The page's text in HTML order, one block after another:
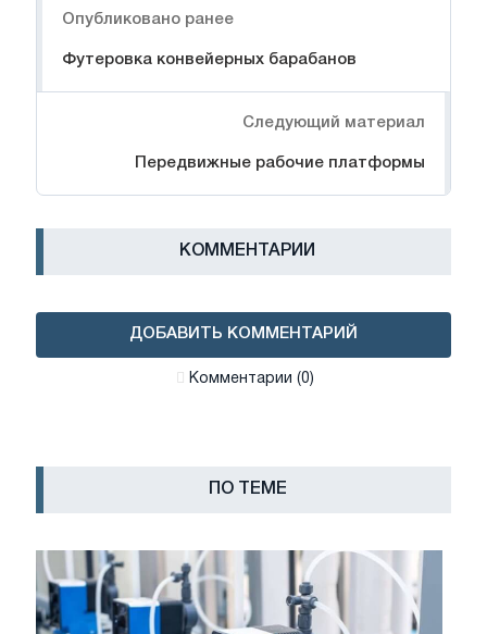
Опубликовано ранее
Футеровка конвейерных барабанов
Следующий материал
Передвижные рабочие платформы
КОММЕНТАРИИ
ДОБАВИТЬ КОММЕНТАРИЙ
Комментарии (0)
ПО ТЕМЕ